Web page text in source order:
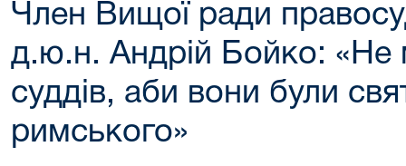
Член Вищої ради
д.ю.н. Андрій Бойко: «Не
суддів, аби вони були
римського»